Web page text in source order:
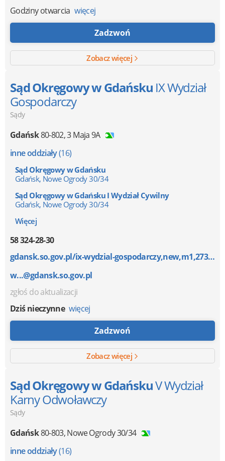
Godziny otwarcia więcej
Zadzwoń
Zobacz więcej
Sąd Okręgowy w Gdańsku IX Wydział
Gospodarczy
Sądy
Gdańsk80-802,3 Maja 9A
inne oddziały(16)
Sąd Okręgowy w Gdańsku
Gdańsk, Nowe Ogrody 30/34
Sąd Okręgowy w Gdańsku I Wydział Cywilny
Gdańsk, Nowe Ogrody 30/34
Więcej
58 324-28-30
gdansk.so.gov.pl/ix-wydzial-gospodarczy,new,m1,273,3...
w...@gdansk.so.gov.pl
zgłoś do aktualizacji
Dziś nieczynne więcej
Zadzwoń
Zobacz więcej
Sąd Okręgowy w GdańskuV Wydział
Karny Odwoławczy
Sądy
Gdańsk80-803,Nowe Ogrody 30/34
inne oddziały(16)